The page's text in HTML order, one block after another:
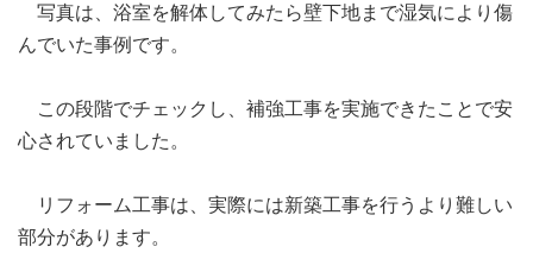
写真は、浴室を解体してみたら壁下地まで湿気により傷
んでいた事例です。
この段階でチェックし、補強工事を実施できたことで安
心されていました。
リフォーム工事は、実際には新築工事を行うより難しい
部分があります。